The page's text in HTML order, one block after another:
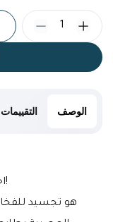
1
الوصف التقييمات
احصل على رائحة فريدة تعكس شخصيتك!